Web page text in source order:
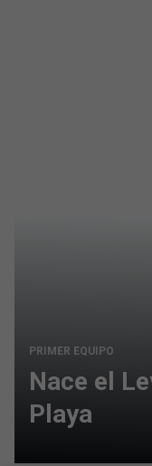
PRIMER EQUIPO
Nace el
Playa